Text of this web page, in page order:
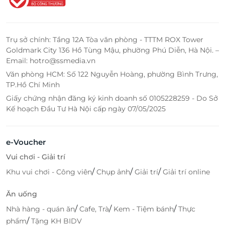
Trụ sở chính: Tầng 12A Tòa văn phòng - TTTM ROX Tower
Goldmark City 136 Hồ Tùng Mậu, phường Phú Diễn, Hà Nội. –
Email: hotro@ssmedia.vn
Văn phòng HCM: Số 122 Nguyễn Hoàng, phường Bình Trưng,
TP.Hồ Chí Minh
Giấy chứng nhận đăng ký kinh doanh số 0105228259 - Do Sở
Kế hoạch Đầu Tư Hà Nội cấp ngày 07/05/2025
e-Voucher
Vui chơi - Giải trí
Khu vui chơi - Công viên/Chụp ảnh/Giải trí/Giải trí online
Ăn uống
Nhà hàng - quán ăn/Cafe, Trà/ Kem - Tiệm bánh/Thực
phẩm/Tặng KH BIDV